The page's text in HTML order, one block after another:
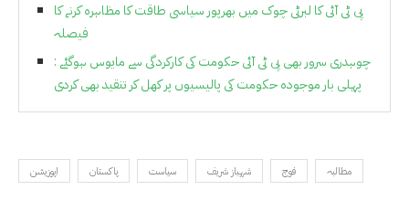
پی ٹی آئی کا لبرٹی چوک میں بھرپور سیاسی طاقت کا مظاہرہ کرنے کا
فیصلہ
چوہدری سرور بھی پی ٹی آئی حکومت کی کارکردگی سے مایوس ہوگئے :
پہلی بار موجودہ حکومت کی پالیسیوں پر کھل کر تنقید بھی کردی
اپوزیشن پاکستان سیاست شہباز شریف فوج مطالبہ